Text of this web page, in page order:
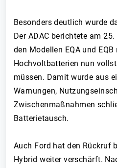
Besonders deutlich wurde
Der ADAC berichtete am
den Modellen EQA und
Hochvoltbatterien nun
müssen. Damit wurde aus
Warnungen,
Zwischenmaßnahmen
Batterietausch.
Auch Ford hat den Rückruf
Hybrid weiter verschärft.